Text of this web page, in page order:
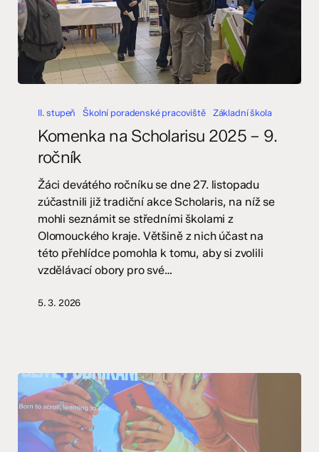
2025
ročník
II. stupeň Školní poradenské pracoviště Základní škola
Komenka na Scholarisu 2025 – 9.
ročník
Žáci devátého ročníku se dne 27. listopadu
zúčastnili již tradiční akce Scholaris, na níž se
mohli seznámit se středními školami z
Olomouckého kraje. Většině z nich účast na
této přehlídce pomohla k tomu, aby si zvolili
vzdělávací obory pro své…
5. 3. 2026